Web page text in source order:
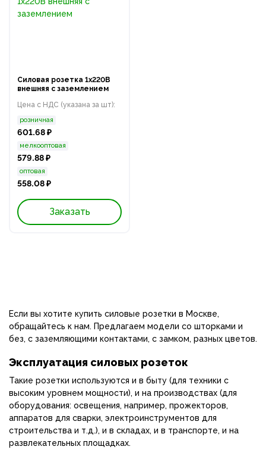
Силовая розетка 1х220В
внешняя с заземлением
Цена с НДС (указана за шт):
розничная
601.68 ₽
мелкооптовая
579.88 ₽
оптовая
558.08 ₽
Заказать
Если вы хотите купить силовые розетки в Москве,
обращайтесь к нам. Предлагаем модели со шторками и
без, с заземляющими контактами, с замком, разных цветов.
Эксплуатация силовых розеток
Такие розетки используются и в быту (для техники с
высоким уровнем мощности), и на производствах (для
оборудования: освещения, например, прожекторов,
аппаратов для сварки, электроинструментов для
строительства и т.д.), и в складах, и в транспорте, и на
развлекательных площадках.